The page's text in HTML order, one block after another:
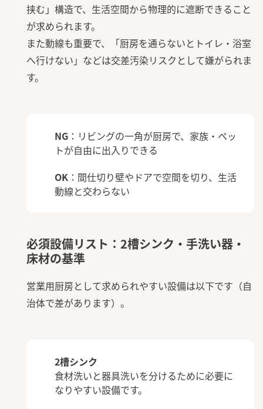
挟む」構造で、生活空間から物理的に遮断できること
が求められます。
また動線も重要で、「厨房を通らないとトイレ・浴室
へ行けない」などは交差汚染リスクとして嫌がられま
す。
NG：リビングの一角が厨房で、家族・ペッ
トが自由に出入りできる
OK：間仕切り壁やドアで空間を切り、生活
動線と交わらない
必須設備リスト：2槽シンク・手洗い器・
床材の基準
営業用厨房として求められやすい設備は以下です（自
治体で差があります）。
2槽シンク
食材洗いと器具洗いを分けるために必要に
なりやすい設備です。